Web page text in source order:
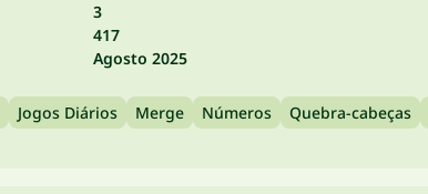
3
417
Agosto 2025
Jogos Diários Merge Números Quebra-cabeças